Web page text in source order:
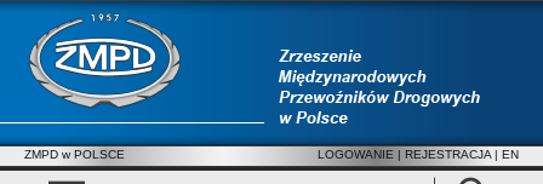
ZMPD w POLSCE LOGOWANIE | REJESTRACJA | EN